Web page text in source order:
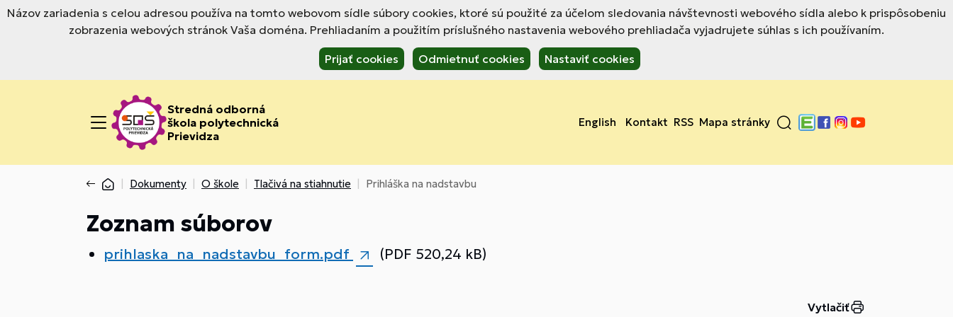
Názov zariadenia s celou adresou používa na tomto webovom sídle súbory cookies, ktoré sú použité za účelom sledovania návštevnosti webového sídla alebo k prispôsobeniu
zobrazenia webových stránok Vaša doména. Prehliadaním a použitím príslušného nastavenia webového prehliadača vyjadrujete súhlas s ich používaním.
Prijať cookies Odmietnuť cookies Nastaviť cookies
Stredná odborná
škola polytechnická
Prievidza
English Kontakt RSS Mapa stránky
Edupage
Facebook
Instagram
YouTube
Dokumenty O škole Tlačivá na stiahnutie Prihláška na nadstavbu
Zoznam súborov
prihlaska_na_nadstavbu_form.pdf (PDF 520,24 kB)
Vytlačiť